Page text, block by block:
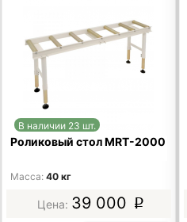
В наличии 23 шт.
Роликовый стол MRT-2000
Масса 40 кг
39 000 p